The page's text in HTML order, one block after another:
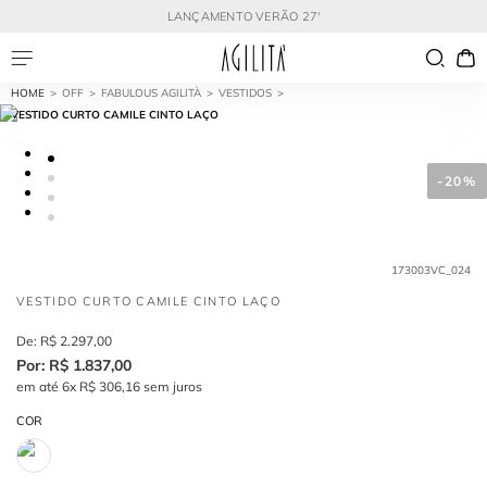
LANÇAMENTO VERÃO 27'
OFF FABULOUS AGILITÀ
VESTIDOS
VESTIDO CURTO CAMILE CINTO LAÇO
- 20%
173003VC_024
VESTIDO CURTO CAMILE CINTO LAÇO
R$ 2.297,00
R$ 1.837,00
em até 6x R$ 306,16 sem juros
COR